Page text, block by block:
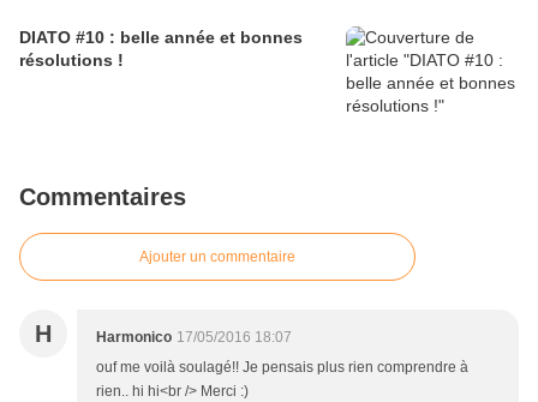
DIATO #10 : belle année et bonnes
résolutions !
Commentaires
Ajouter un commentaire
H Harmonico 17/05/2016 18:07
ouf me voilà soulagé!! Je pensais plus rien comprendre à
rien.. hi hi<br /> Merci :)